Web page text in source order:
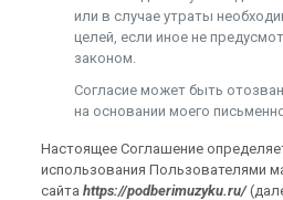
или в случае утраты
целей, если иное не
законом.
Согласие может быть
на основании моего
Настоящее Соглашение
использования Пользователями
сайта https://podberimuzyku.ru/